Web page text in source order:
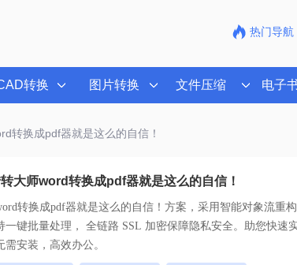
热门导航
转换 图片转换 文件压缩 电子
转换成pdf器就是这么的自信！
转大师word转换成pdf器就是这么的自信！
转换成pdf器就是这么的自信！ 方案，采用智能对象流重
原且排版不乱码。支持一键批量处理， 全链路 SSL 加密保障隐私安全。助您快
需安装，高效办公。